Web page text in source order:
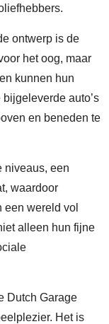
ontwerp is de
het oog, maar
kunnen hun
auto’s
en beneden te
niveaus, een
waardoor
een wereld vol
alleen hun fijne
Dutch Garage
Het is